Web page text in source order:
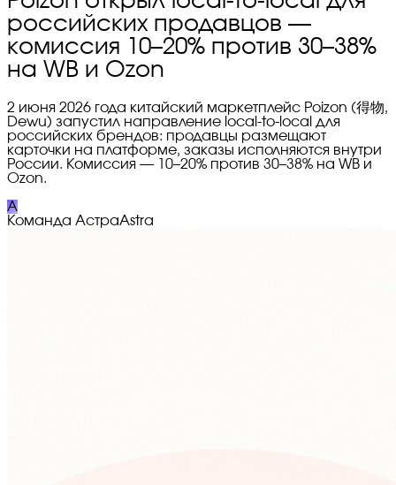
российских продавцов —
комиссия 10–20% против 30–38%
на WB и Ozon
2 июня 2026 года китайский маркетплейс Poizon (得物,
Dewu) запустил направление local-to-local для
российских брендов: продавцы размещают
карточки на платформе, заказы исполняются внутри
России. Комиссия — 10–20% против 30–38% на WB и
Ozon.
A
Команда АстраAstra